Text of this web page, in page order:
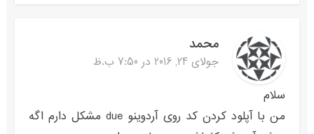
محمد
جولای 24, 2016 در 7:50 ب.ظ
سلام
من با آپلود کردن کد روی آردوینو due مشکل دارم اگه